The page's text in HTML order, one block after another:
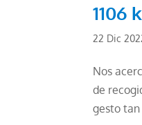
1106
22 Dic
Nos
de
gesto tan